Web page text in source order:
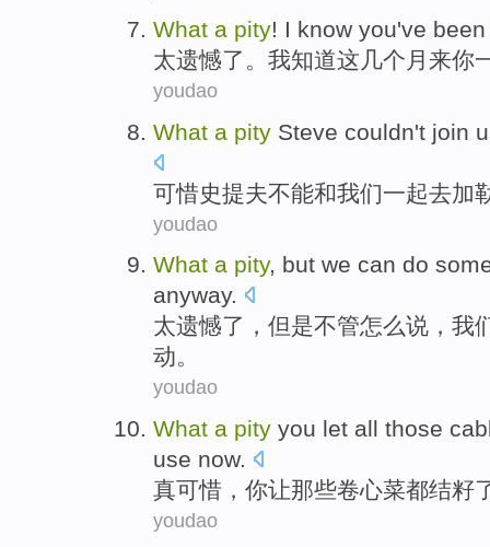
What a pity! I know you've been
太遗憾了。 我知道这 几个月来你
youdao
What a pity Steve couldn't join
可惜史提夫不能和我们一起去加
youdao
What a pity, but we can do
anyway.
太遗憾了 ， 但是不管怎么说， 我
动。
youdao
What a pity you let all those
use now.
真可惜 ， 你让那些卷心菜都结籽
youdao